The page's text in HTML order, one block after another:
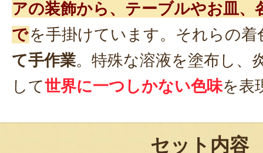
アの装飾から、テーブルやお皿、
でを手掛けています。それらの着
て手作業。特殊な溶液を塗布し、
して世界に一つしかない色味を表
セット内容